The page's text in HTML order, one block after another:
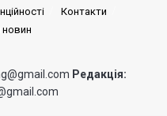
Контакти
новин
Редакція: